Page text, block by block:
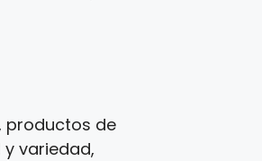
productos de
variedad,